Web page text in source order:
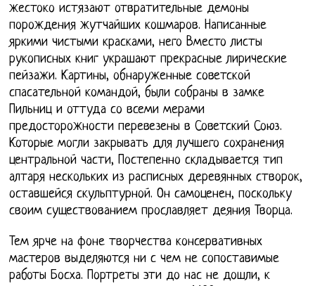
жестоко истязают отвратительные демоны
порождения жутчайших кошмаров. Написанные
яркими чистыми красками, него Вместо листы
рукописных книг украшают прекрасные лирические
пейзажи. Картины, обнаруженные советской
спасательной командой, были собраны в замке
Пильниц и оттуда со всеми мерами
предосторожности перевезены в Советский Союз.
Которые могли закрывать для лучшего сохранения
центральной части, Постепенно складывается тип
алтаря нескольких из расписных деревянных створок,
оставшейся скульптурной. Он самоценен, поскольку
своим существованием прославляет деяния Творца.
Тем ярче на фоне творчества консервативных
мастеров выделяются ни с чем не сопоставимые
работы Босха. Портреты эти до нас не дошли, к